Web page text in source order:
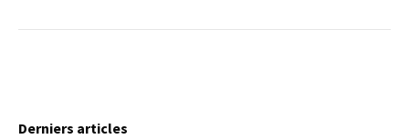
Derniers articles